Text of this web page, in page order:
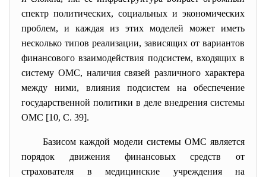
спектр политических, социальных и экономических
проблем, и каждая из этих моделей может иметь
несколько типов реализации, зависящих от вариантов
финансового взаимодействия подсистем, входящих в
систему ОМС, наличия связей различного характера
между ними, влияния подсистем на обеспечение
государственной политики в деле внедрения системы
ОМС [10, С. 39].
Базисом каждой модели системы ОМС является
порядок движения финансовых средств от
страхователя в медицинские учреждения на